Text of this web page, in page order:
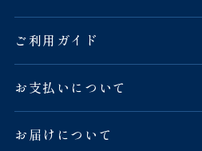
ご利用ガイド
お支払いについて
お届けについて